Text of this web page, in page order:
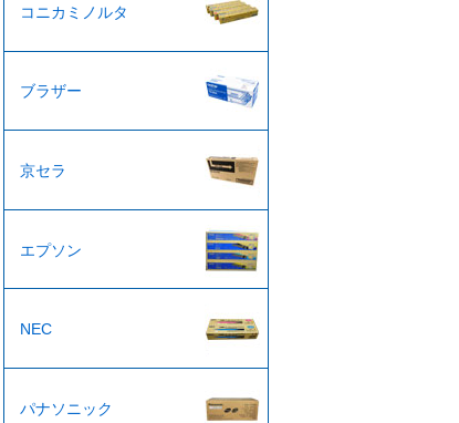
コニカミノルタ
ブラザー
京セラ
エプソン
NEC
パナソニック